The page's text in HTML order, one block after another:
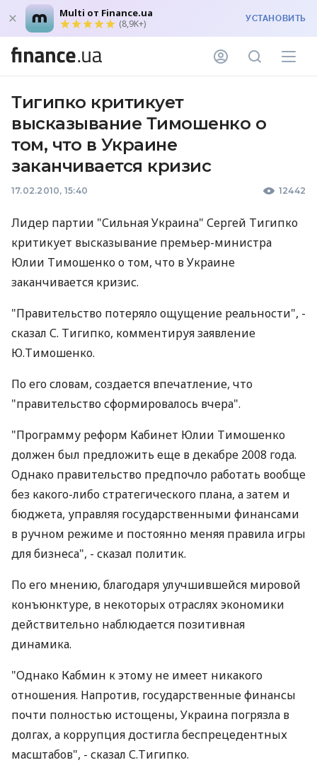
Multi от Finance.ua
(8,9K+) УСТАНОВИТЬ
Тигипко критикует
высказывание Тимошенко о
том, что в Украине
заканчивается кризис
17.02.2010, 15:40 12442
Лидер партии "Сильная Украина" Сергей Тигипко
критикует высказывание премьер-министра
Юлии Тимошенко о том, что в Украине
заканчивается кризис.
"Правительство потеряло ощущение реальности", -
сказал С. Тигипко, комментируя заявление
Ю.Тимошенко.
По его словам, создается впечатление, что
"правительство сформировалось вчера".
"Программу реформ Кабинет Юлии Тимошенко
должен был предложить еще в декабре 2008 года.
Однако правительство предпочло работать вообще
без какого-либо стратегического плана, а затем и
бюджета, управляя государственными финансами
в ручном режиме и постоянно меняя правила игры
для бизнеса", - сказал политик.
По его мнению, благодаря улучшившейся мировой
конъюнктуре, в некоторых отраслях экономики
действительно наблюдается позитивная
динамика.
"Однако Кабмин к этому не имеет никакого
отношения. Напротив, государственные финансы
почти полностью истощены, Украина погрязла в
долгах, а коррупция достигла беспрецедентных
масштабов", - сказал С.Тигипко.